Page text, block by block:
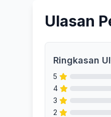
Ulasan
Ringkasan
5
4
3
2